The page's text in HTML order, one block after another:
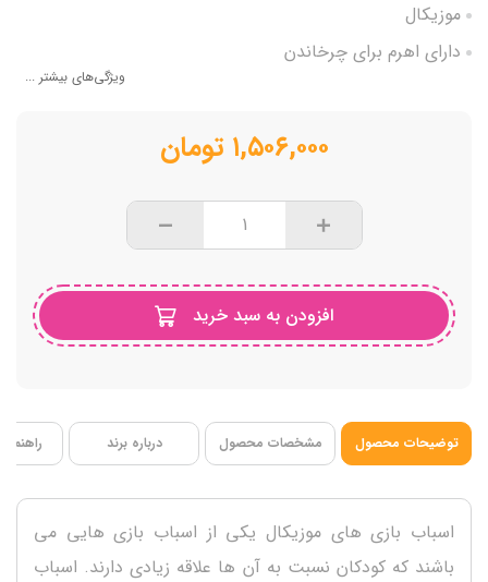
موزیکال
دارای اهرم برای چرخاندن
ویژگی‌های بیشتر ...
۱,۵۰۶,۰۰۰ تومان
افزودن به سبد خرید
توضیحات محصول مشخصات محصول درباره برند
اسباب بازی های موزیکال یکی از اسباب بازی هایی می
باشند که کودکان نسبت به آن ها علاقه زیادی دارند. اسباب